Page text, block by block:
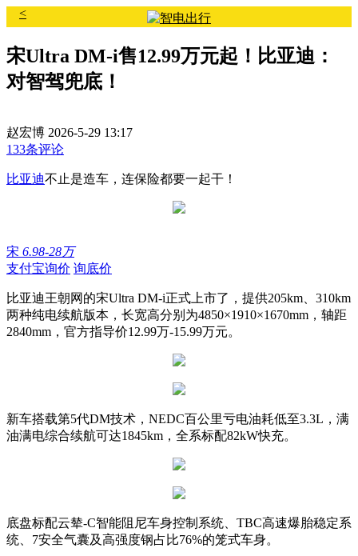
<
宋Ultra DM-i售12.99万元起！比亚迪：
对智驾兜底！
赵宏博 2026-5-29 13:17
133条评论
比亚迪不止是造车，连保险都要一起干！
宋 6.98-28万
支付宝询价 询底价
比亚迪王朝网的宋Ultra DM-i正式上市了 ，提供205km、310km
两种纯电续航版本，长宽高分别为4850×1910×1670mm，轴距
2840mm，官方指导价12.99万-15.99万元。
新车搭载第5代DM技术，NEDC百公里亏电油耗低至3.3L， 满
油满电综合续航可达1845km，全系标配82kW快充。
底盘标配云辇-C智能阻尼车身控制系统、TBC高速爆胎稳定系
统、7安全气囊及高强度钢占比76%的笼式车身。